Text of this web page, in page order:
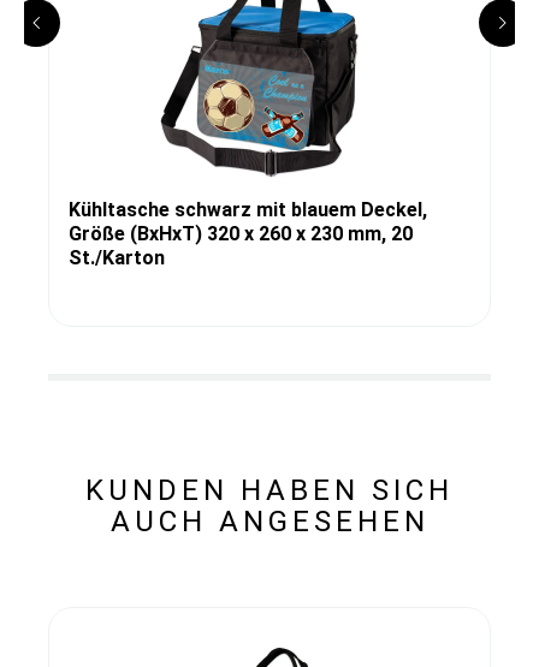
Kühltasche schwarz mit blauem Deckel,
Größe (BxHxT) 320 x 260 x 230 mm, 20
St./Karton
KUNDEN HABEN SICH
AUCH ANGESEHEN